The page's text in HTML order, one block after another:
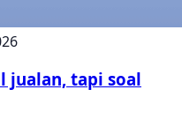
jualan, tapi soal